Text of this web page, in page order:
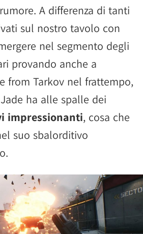
A differenza di tanti
sul nostro tavolo con
nel segmento degli
provando anche a
from Tarkov nel frattempo,
ha alle spalle dei
impressionanti, cosa che
suo sbalorditivo